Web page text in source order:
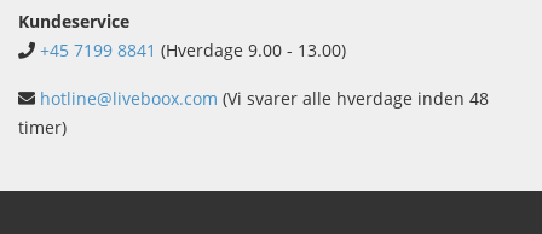
Kundeservice
+45 7199 8841 (Hverdage 9.00 - 13.00)
hotline@liveboox.com (Vi svarer alle hverdage inden 48
timer)